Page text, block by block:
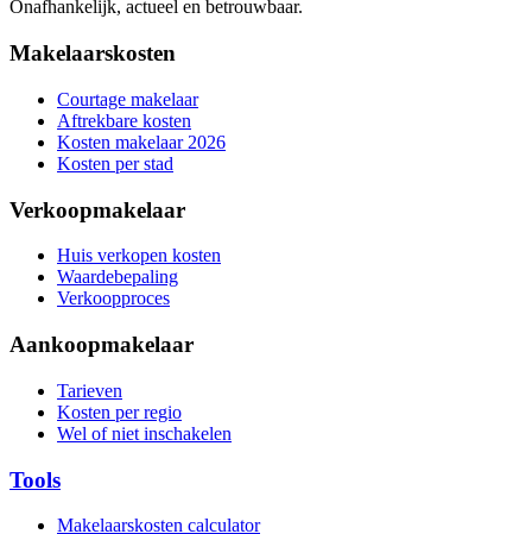
Onafhankelijk, actueel en betrouwbaar.
Makelaarskosten
Courtage makelaar
Aftrekbare kosten
Kosten makelaar 2026
Kosten per stad
Verkoopmakelaar
Huis verkopen kosten
Waardebepaling
Verkoopproces
Aankoopmakelaar
Tarieven
Kosten per regio
Wel of niet inschakelen
Tools
Makelaarskosten calculator